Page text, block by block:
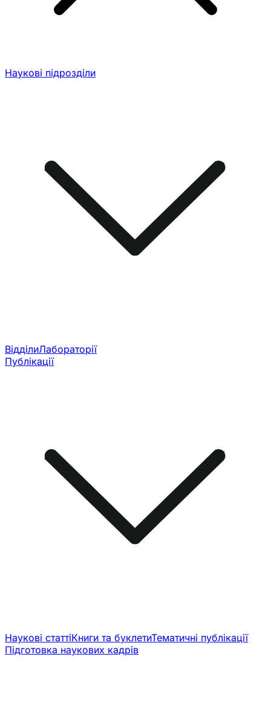
Наукові підрозділи
ВідділиЛабораторії
Публікації
Наукові статтіКниги та буклетиТематичні публікації
Підготовка наукових кадрів